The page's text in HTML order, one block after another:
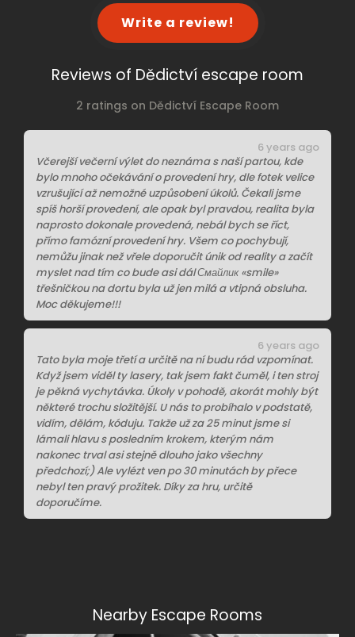
Write a review!
Reviews of Dědictví escape room
2 ratings on Dědictví Escape Room
Včerejší večerní výlet do neznáma s naší partou, kde
bylo mnoho očekávání o provedení hry, dle fotek velice
vzrušující až nemožné uzpůsobení úkolů. Čekali jsme
spíš horší provedení, ale opak byl pravdou, realita byla
naprosto dokonale provedená, nebál bych se říct,
přímo famózní provedení hry. Všem co pochybují,
nemůžu jinak než vřele doporučit únik od reality a začít
myslet nad tím co bude asi dál Смайлик «smile»
třešničkou na dortu byla už jen milá a vtipná obsluha.
Moc děkujeme!!!
6 years ago
Tato byla moje třetí a určitě na ní budu rád vzpomínat.
Když jsem viděl ty lasery, tak jsem fakt čuměl, i ten stroj
je pěkná vychytávka. Úkoly v pohodě, akorát mohly být
některé trochu složitější. U nás to probíhalo v podstatě,
vidím, dělám, kóduju. Takže už za 25 minut jsme si
lámali hlavu s posledním krokem, kterým nám
nakonec trval asi stejně dlouho jako všechny
předchozí;) Ale vylézt ven po 30 minutách by přece
nebyl ten pravý prožitek. Díky za hru, určitě
doporučíme.
6 years ago
Nearby Escape Rooms